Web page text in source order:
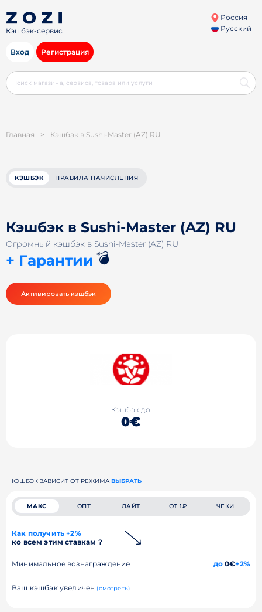
Кэшбэк-сервис
Россия
Русский
Вход Регистрация
Главная > Кэшбэк в Sushi-Master (AZ) RU
КЭШБЭК ПРАВИЛА НАЧИСЛЕНИЯ
Кэшбэк в Sushi-Master (AZ) RU
Огромный кэшбэк в Sushi-Master (AZ) RU
+ Гарантии 💣
Активировать кэшбэк
Кэшбэк до
0€
КЭШБЭК ЗАВИСИТ ОТ РЕЖИМА ВЫБРАТЬ
МАКС ОПТ ЛАЙТ ОТ 1₽ ЧЕКИ
Как получить +2%
ко всем этим ставкам ?
Минимальное вознаграждение до0€+2%
Ваш кэшбэк увеличен (смотреть)